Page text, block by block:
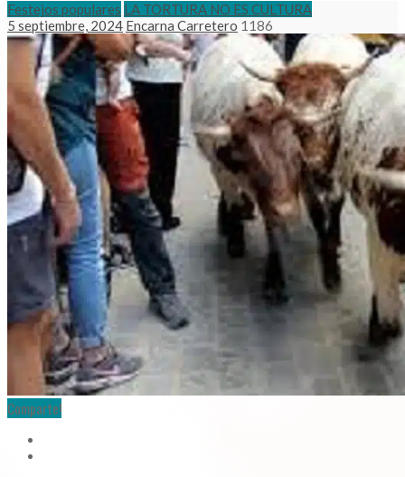
Festejos populares LA TORTURA NO ES CULTURA
5 septiembre, 2024 Encarna Carretero 1186
Comparte!